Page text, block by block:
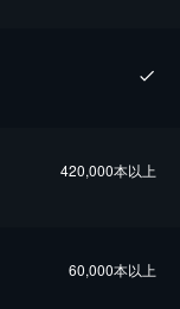
420,000本以上
60,000本以上